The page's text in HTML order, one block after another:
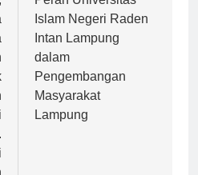
Peran Universitas
Islam Negeri Raden
Intan Lampung
dalam
Pengembangan
Masyarakat